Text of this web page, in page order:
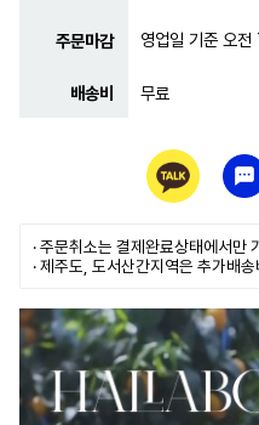
주문마감 영업일 기준 오
배송비 무료
· 주문취소는 결제완료상태에서만
· 제주도, 도서산간지역은 추가배